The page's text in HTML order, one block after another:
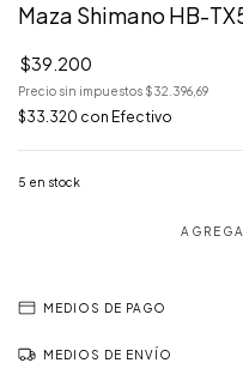
Maza Shimano HB-
$39.200
Precio sin impuestos $32.396,69
$33.320 con Efectivo
5 en stock
MEDIOS DE PAGO
MEDIOS DE ENVÍO